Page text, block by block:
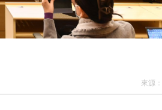
來源：